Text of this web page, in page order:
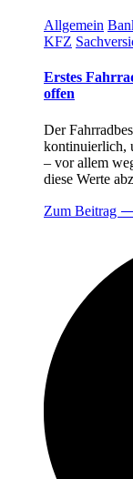
Allgemein
KFZ
Erstes
offen
Der
kontinuierlich,
– vor allem
diese Werte
Zum Beitrag